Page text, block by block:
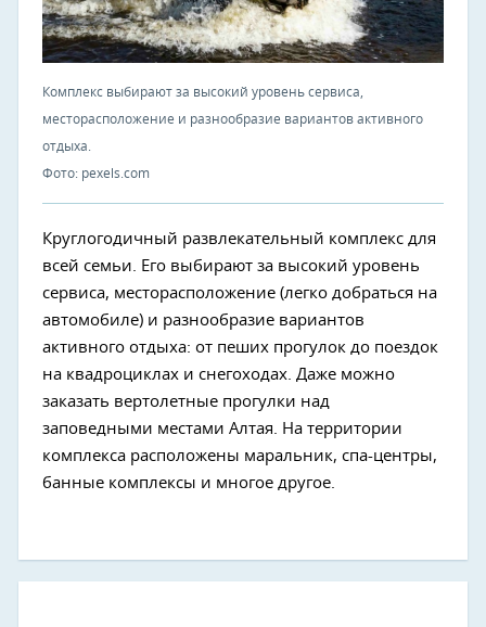
Комплекс выбирают за высокий уровень сервиса,
месторасположение и разнообразие вариантов активного
отдыха.
Фото: pexels.com
Круглогодичный развлекательный комплекс для
всей семьи. Его выбирают за высокий уровень
сервиса, месторасположение (легко добраться на
автомобиле) и разнообразие вариантов
активного отдыха: от пеших прогулок до поездок
на квадроциклах и снегоходах. Даже можно
заказать вертолетные прогулки над
заповедными местами Алтая. На территории
комплекса расположены маральник, спа-центры,
банные комплексы и многое другое.